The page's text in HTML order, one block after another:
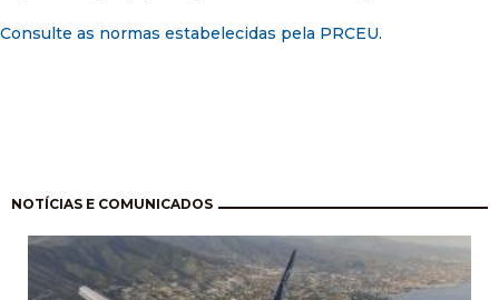
Consulte as normas estabelecidas pela PRCEU.
NOTÍCIAS E COMUNICADOS
Paginación